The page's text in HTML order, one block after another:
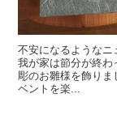
不安になるようなニ
我が家は節分が終わ
彫のお雛様を飾りま
ベントを楽...